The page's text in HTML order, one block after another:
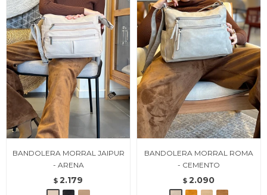
BANDOLERA MORRAL JAIPUR
- ARENA
$ 2.179
BANDOLERA MORRAL ROMA
- CEMENTO
$ 2.090